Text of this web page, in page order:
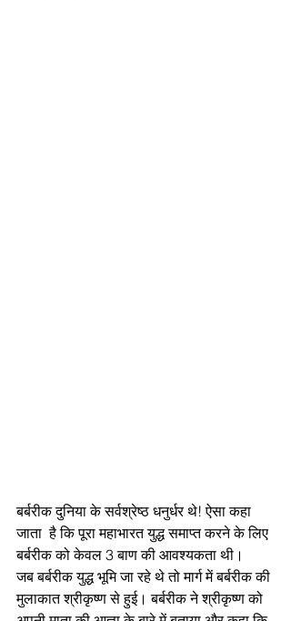
बर्बरीक दुनिया के सर्वश्रेष्ठ धनुर्धर थे! ऐसा कहा
जाता  है कि पूरा महाभारत युद्ध समाप्त करने के लिए
बर्बरीक को केवल 3 बाण की आवश्यकता थी।
जब बर्बरीक युद्ध भूमि जा रहे थे तो मार्ग में बर्बरीक की
मुलाकात श्रीकृष्ण से हुई। बर्बरीक ने श्रीकृष्ण को